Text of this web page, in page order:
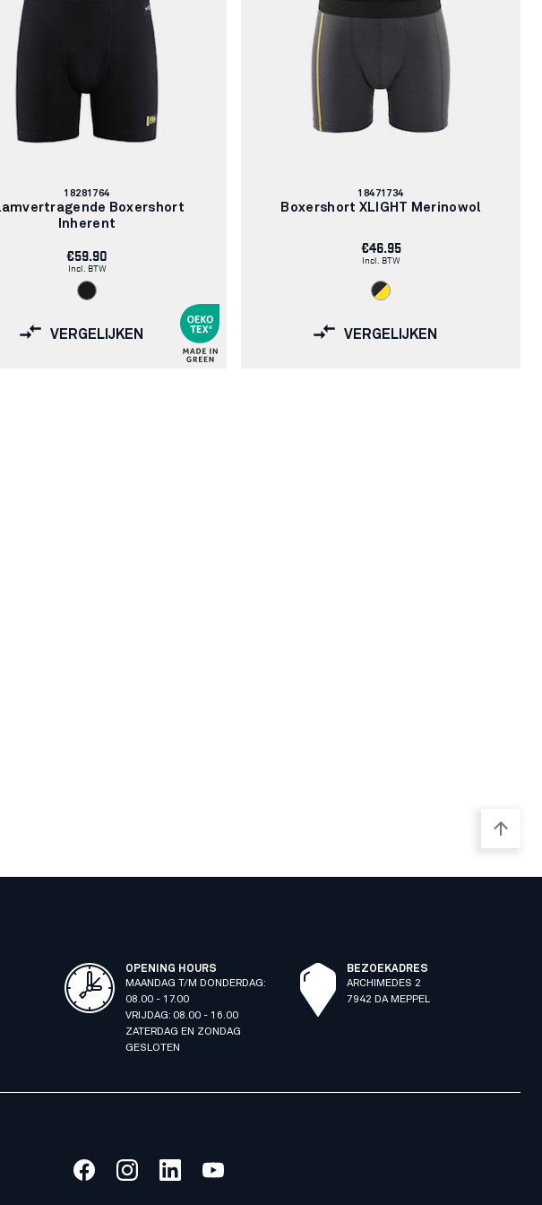
Artikelnummer:
18281764
Boxershort
Inherent
€59.90
Incl. BTW
VERGELIJKEN
Artikelnummer:
18471734
Boxershort XLIGHT Merinowol
€46.95
Incl. BTW
VERGELIJKEN
OPENING HOURS
MAANDAG T/M DONDERDAG:
08.00 - 17.00
VRIJDAG: 08.00 - 16.00
ZATERDAG EN ZONDAG
GESLOTEN
BEZOEKADRES
ARCHIMEDES 2
7942 DA MEPPEL